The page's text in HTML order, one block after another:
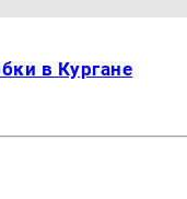
в Кургане